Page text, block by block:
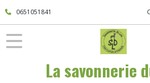
0651051841
La savonnerie